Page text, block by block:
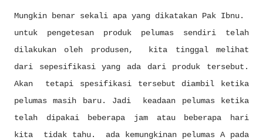
Mungkin benar sekali apa yang dikatakan Pak Ibnu.
untuk pengetesan produk pelumas sendiri telah
dilakukan oleh produsen, kita tinggal melihat
dari sepesifikasi yang ada dari produk tersebut.
Akan tetapi spesifikasi tersebut diambil ketika
pelumas masih baru. Jadi keadaan pelumas ketika
telah dipakai beberapa jam atau beberapa hari
kita tidak tahu. ada kemungkinan pelumas A pada